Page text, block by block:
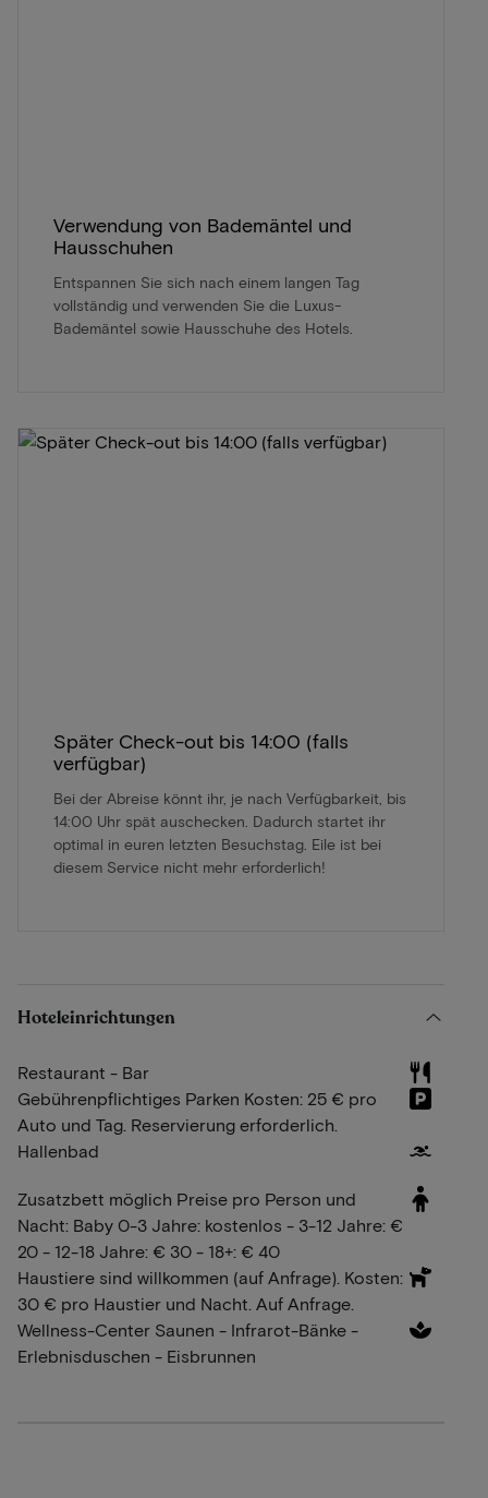
Verwendung von Bademäntel und
Hausschuhen
Entspannen Sie sich nach einem langen Tag
vollständig und verwenden Sie die Luxus-
Bademäntel sowie Hausschuhe des Hotels.
Später Check-out bis 14:00 (falls
verfügbar)
Bei der Abreise könnt ihr, je nach Verfügbarkeit, bis
14:00 Uhr spät auschecken. Dadurch startet ihr
optimal in euren letzten Besuchstag. Eile ist bei
diesem Service nicht mehr erforderlich!
Hoteleinrichtungen
Restaurant - Bar
Gebührenpflichtiges Parken Kosten: 25 € pro
Auto und Tag. Reservierung erforderlich.
Hallenbad
Zusatzbett möglich Preise pro Person und
Nacht: Baby 0-3 Jahre: kostenlos - 3-12 Jahre: €
20 - 12-18 Jahre: € 30 - 18+: € 40
Haustiere sind willkommen (auf Anfrage). Kosten:
30 € pro Haustier und Nacht. Auf Anfrage.
Wellness-Center Saunen - Infrarot-Bänke -
Erlebnisduschen - Eisbrunnen